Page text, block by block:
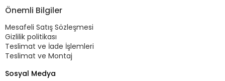
Önemli Bilgiler
Mesafeli Satış Sözleşmesi
Gizlilik politikası
Teslimat ve İade İşlemleri
Teslimat ve Montaj
Sosyal Medya